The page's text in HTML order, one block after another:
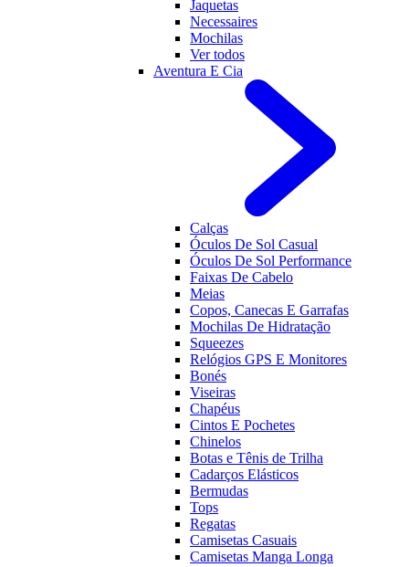
Jaquetas
Necessaires
Mochilas
Ver todos
Aventura E Cia
Calças
Óculos De Sol Casual
Óculos De Sol Performance
Faixas De Cabelo
Meias
Copos, Canecas E Garrafas
Mochilas De Hidratação
Squeezes
Relógios GPS E Monitores
Bonés
Viseiras
Chapéus
Cintos E Pochetes
Chinelos
Botas e Tênis de Trilha
Cadarços Elásticos
Bermudas
Tops
Regatas
Camisetas Casuais
Camisetas Manga Longa